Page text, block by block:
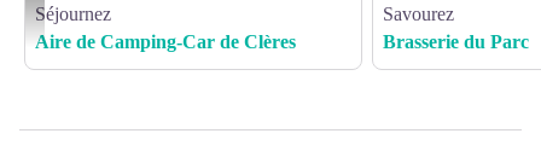
Aire d'accueil camping-cars de Clères - ©CDT76-Y.Leroux
Séjournez
Aire de Camping-Car de Clères
Savourez
Brasserie du Parc